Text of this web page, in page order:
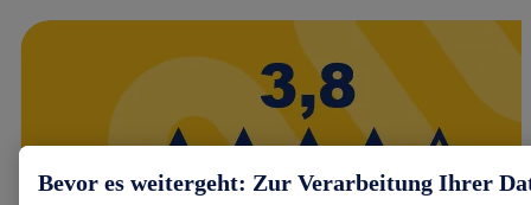
Bevor es weitergeht: Zur Verarbeitung Ihrer